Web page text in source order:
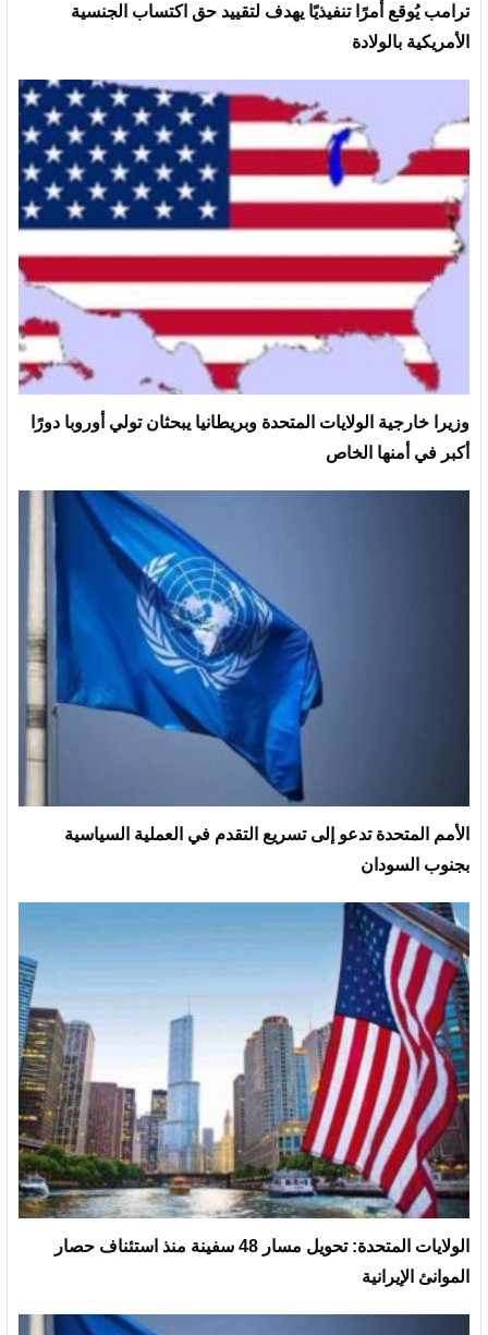
ترامب يُوقع أمرًا تنفيذيًا يهدف لتقييد حق اكتساب الجنسية
الأمريكية بالولادة
وزيرا خارجية الولايات المتحدة وبريطانيا يبحثان تولي أوروبا دورًا
أكبر في أمنها الخاص
الأمم المتحدة تدعو إلى تسريع التقدم في العملية السياسية
بجنوب السودان
الولايات المتحدة: تحويل مسار 48 سفينة منذ استئناف حصار
الموانئ الإيرانية